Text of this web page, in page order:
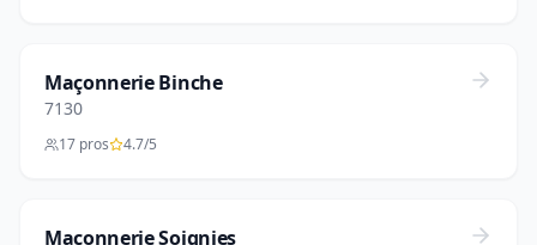
Maçonnerie Binche
7130
17 pros 4.7/5
Maçonnerie Soignies